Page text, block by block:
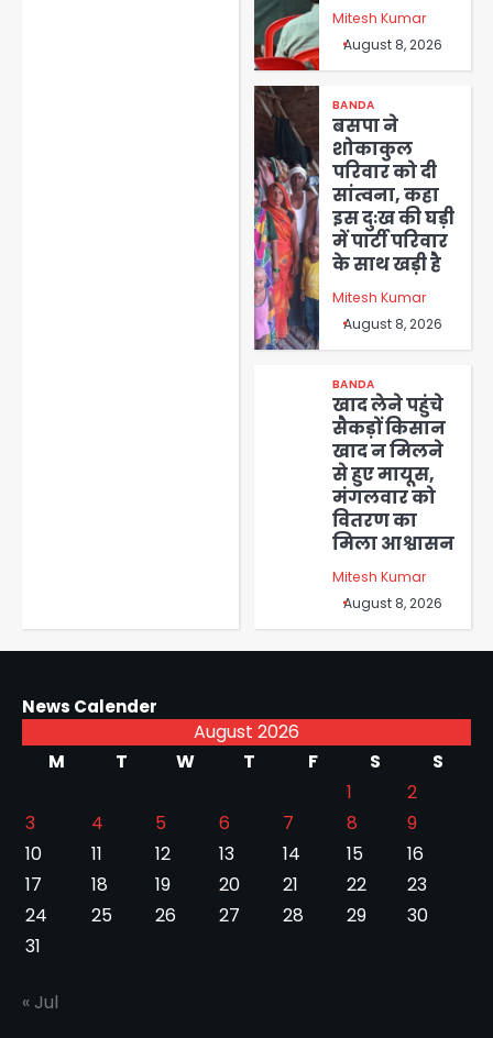
Mitesh Kumar
August 8, 2026
BANDA
बसपा ने
शोकाकुल
परिवार को दी
सांत्वना, कहा
इस दुःख की घड़ी
में पार्टी परिवार
के साथ खड़ी है
Mitesh Kumar
August 8, 2026
BANDA
खाद लेने पहुंचे
सैकड़ों किसान
खाद न मिलने
से हुए मायूस,
मंगलवार को
वितरण का
मिला आश्वासन
Mitesh Kumar
August 8, 2026
News Calender
August 2026
M
T W T F S
S
1
2
3
4 5 6 7 8
9
10
11 12 13 14 15
16
17
18 19 20 21 22
23
24
25 26 27 28 29
30
31
« Jul